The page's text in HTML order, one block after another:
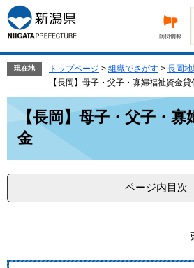
ー
ジ
の
で
ニ
ュ
ー
ば
現在地 トップページ > 組織でさがす > 長岡
【長岡】母子・父子・寡婦福祉資金貸
【長岡】母子・父子・
金
ページ内目次